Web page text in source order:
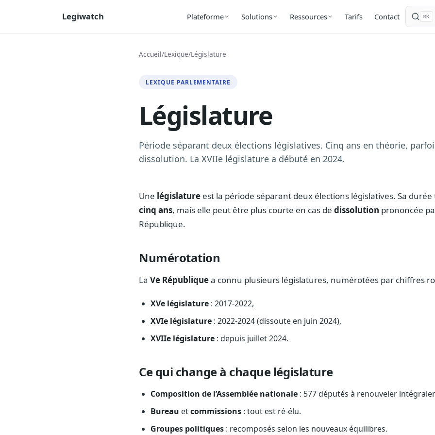
Legiwatch Plateforme Solutions Ressources Tarifs Contact ⌘K
Accueil/Lexique/Législature
LEXIQUE PARLEMENTAIRE
Législature
Période séparant deux élections législatives. Cinq ans en théorie,
dissolution. La XVIIe législature a débuté en 2024.
Une législature est la période séparant deux élections législatives. Sa
cinq ans, mais elle peut être plus courte en cas de dissolution prononcée
République.
Numérotation
La Ve Républiquea connu plusieurs législatures, numérotées par chiffres
XVe législature : 2017-2022,
XVIe législature : 2022-2024 (dissoute en juin 2024),
XVIIe législature : depuis juillet 2024.
Ce qui change à chaque législature
Composition de l’Assemblée nationale : 577 députés à renouveler
Bureau etcommissions : tout est ré-élu.
Groupes politiques : recomposés selon les nouveaux équilibres.